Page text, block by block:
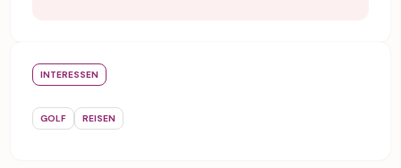
INTERESSEN
GOLF REISEN